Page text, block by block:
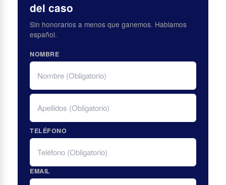
del caso
Sin honorarios a menos que ganemos. Hablamos
español.
NOMBRE
FIRST
LAST
TELÉFONO
EMAIL